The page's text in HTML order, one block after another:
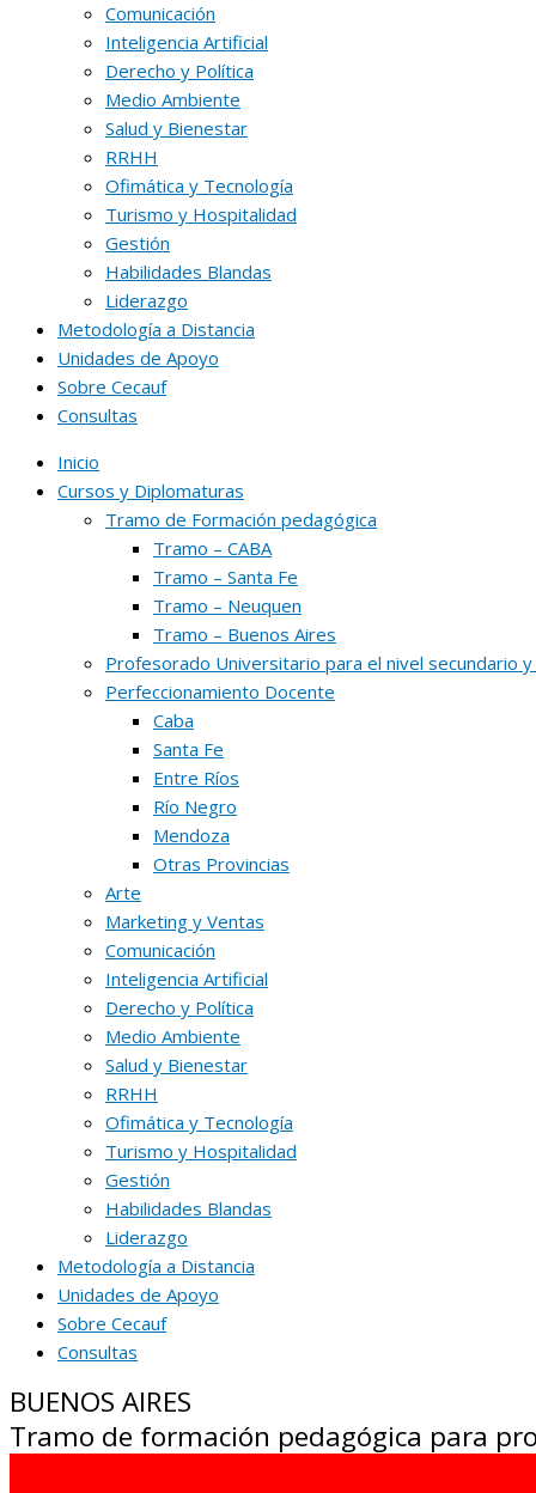
Comunicación
Inteligencia Artificial
Derecho y Política
Medio Ambiente
Salud y Bienestar
RRHH
Ofimática y Tecnología
Turismo y Hospitalidad
Gestión
Habilidades Blandas
Liderazgo
Metodología a Distancia
Unidades de Apoyo
Sobre Cecauf
Consultas
Inicio
Cursos y Diplomaturas
Tramo de Formación pedagógica
Tramo – CABA
Tramo – Santa Fe
Tramo – Neuquen
Tramo – Buenos Aires
Profesorado Universitario para el nivel secundario
Perfeccionamiento Docente
Caba
Santa Fe
Entre Ríos
Río Negro
Mendoza
Otras Provincias
Arte
Marketing y Ventas
Comunicación
Inteligencia Artificial
Derecho y Política
Medio Ambiente
Salud y Bienestar
RRHH
Ofimática y Tecnología
Turismo y Hospitalidad
Gestión
Habilidades Blandas
Liderazgo
Metodología a Distancia
Unidades de Apoyo
Sobre Cecauf
Consultas
BUENOS AIRES
Tramo de formación pedagógica para